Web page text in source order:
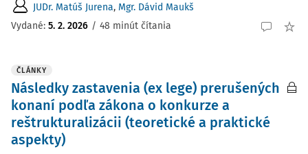
JUDr. Matúš Jurena, Mgr. Dávid Maukš
Vydané: 5. 2. 2026 / 48 minút čítania
ČLÁNKY
Následky zastavenia (ex lege) prerušených
konaní podľa zákona o konkurze a
reštrukturalizácii (teoretické a praktické
aspekty)